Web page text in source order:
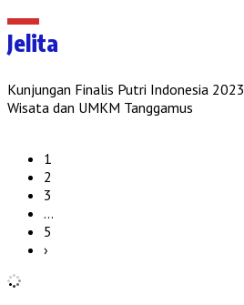
Jelita
Kunjungan Finalis Putri Indonesia
Wisata dan UMKM Tanggamus
1
2
3
…
5
›